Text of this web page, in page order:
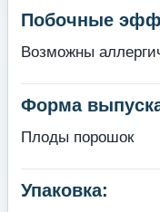
Побочные
Возможны
Форма
Плоды порошок
Упаковка: